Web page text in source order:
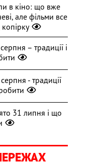
в кіно: що вже
але фільми все
– традиції і
- традиції
31 липня і що